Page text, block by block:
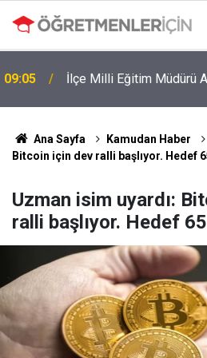
09:05 İlçe Milli Eğitim Müdürü
Ana Sayfa Kamudan Haber
Bitcoin için dev ralli başlıyor. Hedef
Uzman isim uyardı:
ralli başlıyor. Hedef